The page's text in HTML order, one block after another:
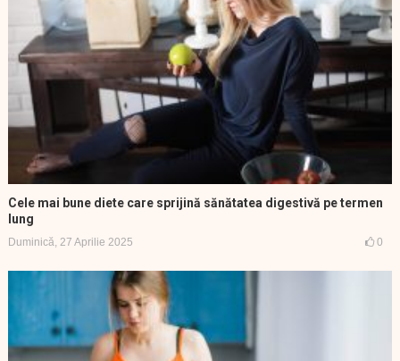
Cele mai bune diete care sprijină sănătatea digestivă pe termen
lung
Duminică, 27 Aprilie 2025 0